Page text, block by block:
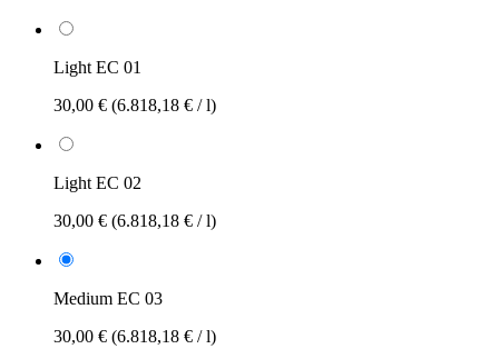
Light EC 01
30,00 € (6.818,18 € / l)
Light EC 02
30,00 € (6.818,18 € / l)
Medium EC 03
30,00 € (6.818,18 € / l)